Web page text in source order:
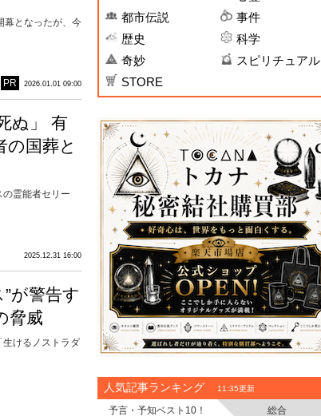
となったが、今
PR
2026.01.01 09:00
ぬ」 有
の国葬と
霊能者セリー
2025.12.31 16:00
が警告す
脅威
けるノストラダ
都市伝説
事件
歴史
科学
奇妙
スピリチュアル
STORE
人気記事ランキング 11:35更新
予言・予知ベスト10！ 総合